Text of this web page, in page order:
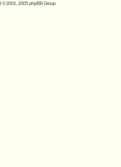
© 2001, 2005 phpBB Group